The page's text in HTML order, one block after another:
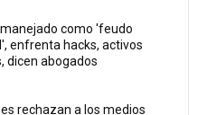
como 'feudo
enfrenta hacks, activos
dicen abogados
rechazan a los medios